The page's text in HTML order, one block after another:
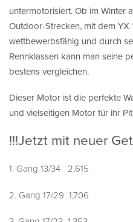
untermotorisiert. Ob im Winter
Outdoor-Strecken, mit dem YX
wettbewerbsfähig und durch
Rennklassen kann man seine
bestens vergleichen.
Dieser Motor ist die perfekte
und vielseitigen Motor für ihr
!!!Jetzt mit neuer
1. Gang 13/34 2,615
2. Gang 17/29 1,706